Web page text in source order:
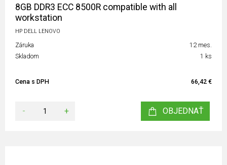
8GB DDR3 ECC 8500R compatible with all
workstation
HP DELL LENOVO
Záruka
12 mes.
Skladom
1 ks
Cena s DPH 66,42 €
- + OBJEDNAŤ